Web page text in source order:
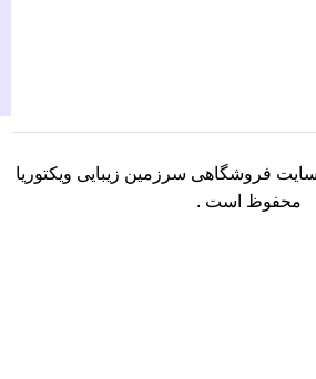
فروشگاهی سرزمین زیبایی ویکتوریا
محفوظ است .